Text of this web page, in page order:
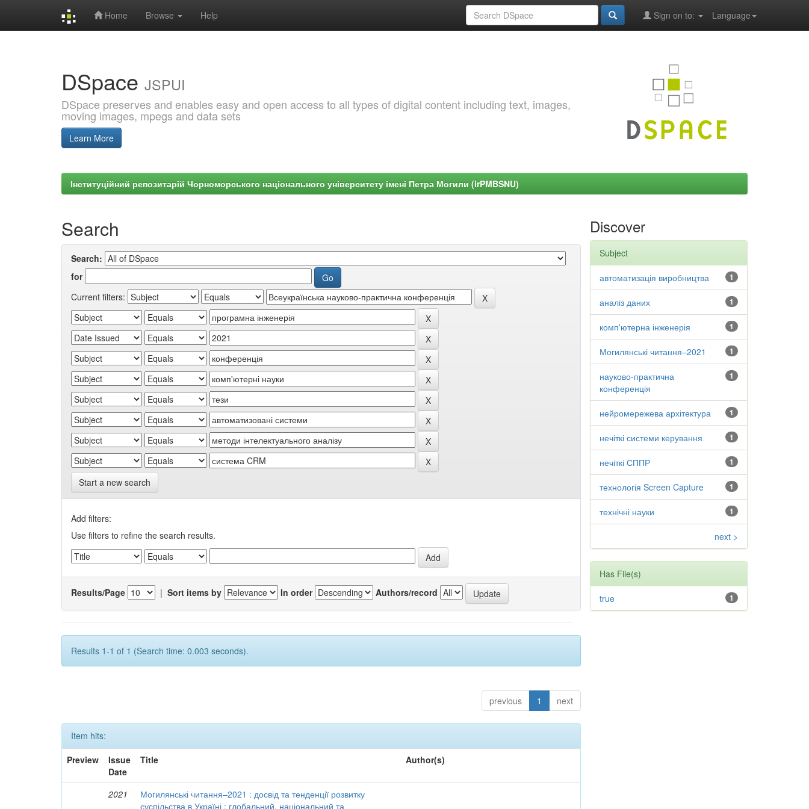
Home Browse Help Language
Sign on to:
DSpace JSPUI
DSpace preserves and enables easy and open access to all types of digital content including text, images,
moving images, mpegs and data sets
Learn More
Інституційний репозитарій Чорноморського національного університету імені Петра Могили (irPMBSNU)
Search
Search:
for
Current filters:
Start a new search
Add filters:
Use filters to refine the search results.
Results/Page | Sort items by In order Authors/record
Results 1-1 of 1 (Search time: 0.003 seconds).
previous 1 next
Item hits:
Preview
Issue
Date
Title Author(s)
2021
Могилянські читання–2021 : досвід та тенденції розвитку
суспільства в Україні : глобальний, національний та
Discover
Subject
1
автоматизація виробництва
1
аналіз даних
1
комп'ютерна інженерія
1
Могилянські читання–2021
1
науково-практична
конференція
1
нейромережева архітектура
1
нечіткі системи керування
1
нечіткі СППР
1
технологія Screen Capture
1
технічні науки
next >
Has File(s)
1
true